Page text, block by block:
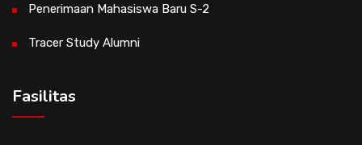
Penerimaan Mahasiswa Baru S-2
Tracer Study Alumni
Fasilitas